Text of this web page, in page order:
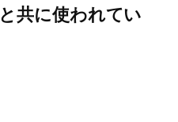
共に使われてい